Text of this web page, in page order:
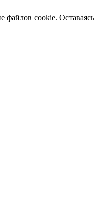
файлов cookie. Оставаясь